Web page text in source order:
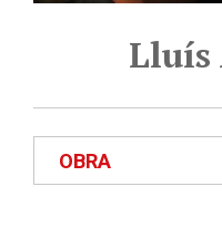
Lluís
OBRA